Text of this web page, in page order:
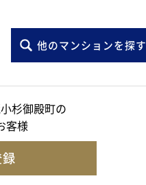
他のマンションを探す
杉御殿町の
客様